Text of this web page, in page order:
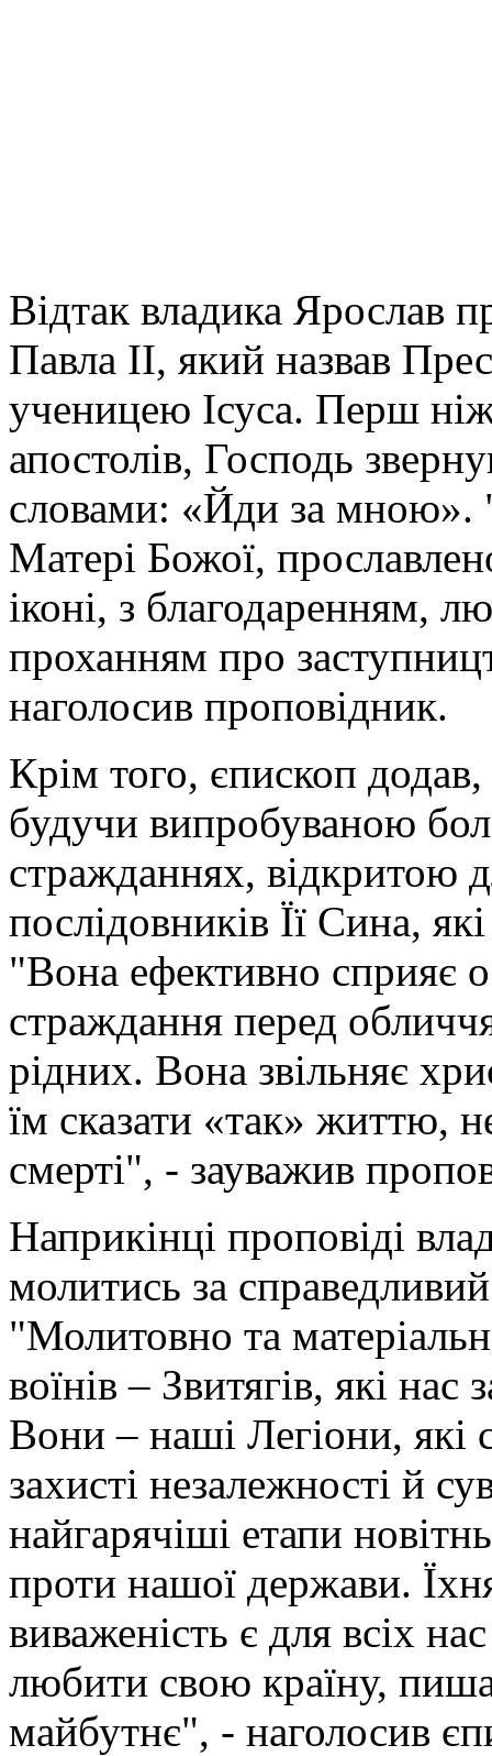
Відтак владика Ярослав
Павла ІІ, який назвав
ученицею Ісуса. Перш
апостолів, Господь
словами: «Йди за мною».
Матері Божої,
іконі, з благодаренням,
проханням про
наголосив проповідник.
Крім того, єпископ
будучи випробуваною
стражданнях, відкритою
послідовників Її Сина,
"Вона ефективно сприяє
страждання перед
рідних. Вона звільняє
їм сказати «так» життю,
смерті", - зауважив
Наприкінці проповіді
молитись за справедливий
"Молитовно та
воїнів – Звитягів, які
Вони – наші Легіони, які
захисті незалежності й
найгарячіші етапи
проти нашої держави.
виваженість є для всіх
любити свою країну,
майбутнє", - наголосив